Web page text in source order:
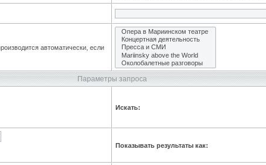
автоматически, если
Параметры запроса
Искать:
Показывать результаты как: